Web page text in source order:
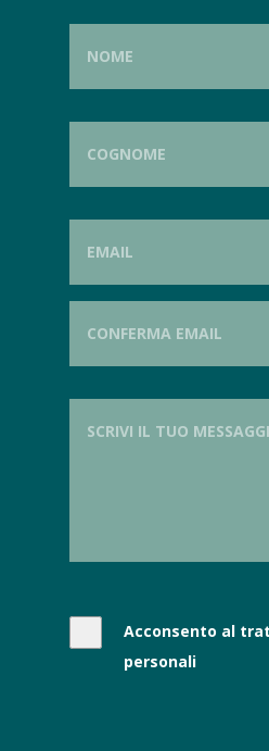
Acconsento al
personali